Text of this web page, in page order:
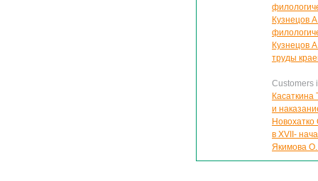
Кузнецов
Кузнецов
труды
Customers
и
в XVII-
Якимова